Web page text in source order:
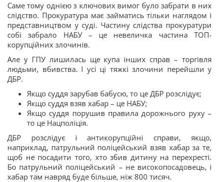
Саме тому однією з ключових вимог було забрати в них
слідство. Прокуратура має займатись тільки наглядом і
представництвом у суді. Частину слідства прокуратури
собі забрало НАБУ – це невеличка частина ТОП-
корупційних злочинів.
Але у ГПУ лишилась ще купа інших справ – торгівля
людьми, вбивства. І усі ці тяжкі злочини перейшли у
ДБР.
Якщо суддя зарубав бабусю, то це ДБР розслідує;
Якщо суддя взяв хабар – це НАБУ;
Якщо суддя порушив правила дорожнього руху –
то це Нацполіція.
ДБР розслідує і антикорупційні справи, якщо,
наприклад, патрульний поліцейський взяв хабар за те,
щоб не посадити того, хто збив дитину на перехресті.
Бо патрульний поліцейський – не високопосадовець, і
хабар там навряд буде більше, ніж 800 тисяч.